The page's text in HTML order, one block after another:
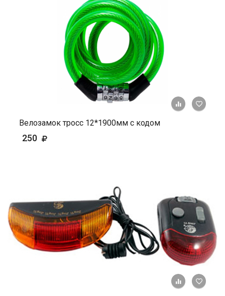
+ К
Велозамок тросс 12*1900мм с кодом
250
+ К